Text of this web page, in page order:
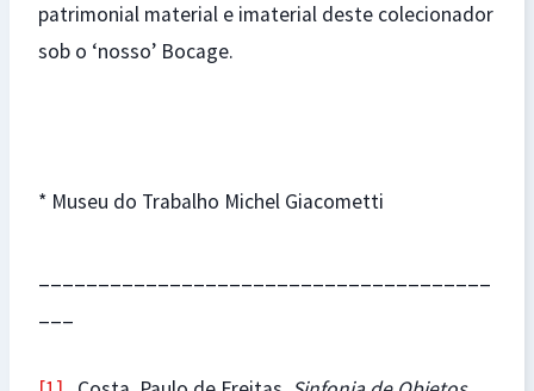
patrimonial material e imaterial deste colecionador
sob o ‘nosso’ Bocage.
* Museu do Trabalho Michel Giacometti